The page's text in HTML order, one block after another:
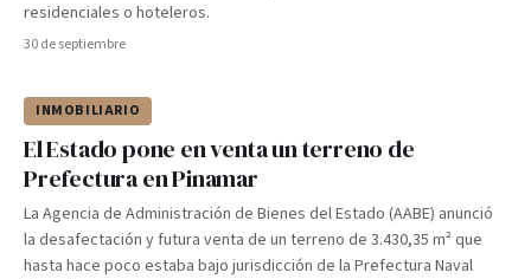
residenciales o hoteleros.
30 de septiembre
INMOBILIARIO
El Estado pone en venta un terreno de
Prefectura en Pinamar
La Agencia de Administración de Bienes del Estado (AABE) anunció
la desafectación y futura venta de un terreno de 3.430,35 m² que
hasta hace poco estaba bajo jurisdicción de la Prefectura Naval